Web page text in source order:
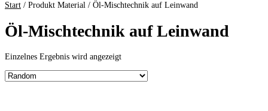
Start / Produkt Material / Öl-Mischtechnik auf Leinwand
Öl-Mischtechnik auf Leinwand
Einzelnes Ergebnis wird angezeigt